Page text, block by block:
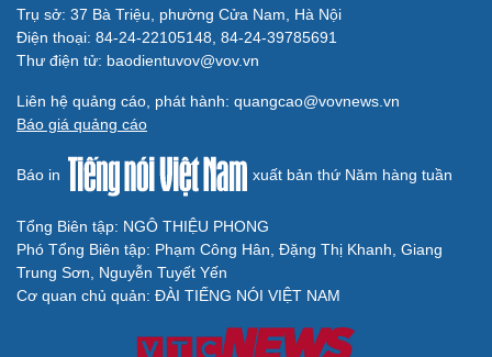
Thái Lan cảnh báo phụ huynh, học sinh về ma túy LSD
“đội lốt” tem hoạt hình
thuyết pháp đầu tiên
Trung Quốc đạt đột phá trong phát triển lúa lai vô tính
HỒ SƠ
Lý do ông Trump được xem là tư lệnh chiến lược
hiệu quả
Chiến lược lợi hại của Iran nhằm làm suy yếu Mỹ và Tổng
thống Trump